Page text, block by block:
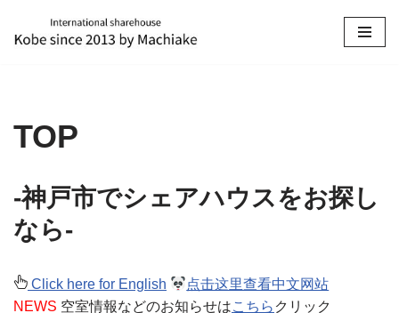
コ
ツ
キ
ッ
プ
TOP
-神戸市でシェアハウスをお探し
なら-
Click here for English
点击这里查看中文网站
NEWS 空室情報などのお知らせはこちら クリック